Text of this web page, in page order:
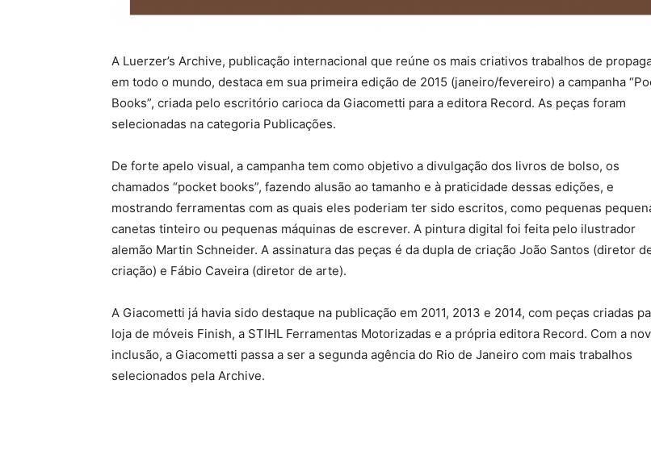
A Luerzer’s Archive, publicação internacional que reúne os mais criativos trabalhos de
em todo o mundo, destaca em sua primeira edição de 2015 (janeiro/fevereiro) a campanha
Books”, criada pelo escritório carioca da Giacometti para a editora Record. As peças foram
selecionadas na categoria Publicações.
De forte apelo visual, a campanha tem como objetivo a divulgação dos livros de bolso, os
chamados “pocket books”, fazendo alusão ao tamanho e à praticidade dessas edições, e
mostrando ferramentas com as quais eles poderiam ter sido escritos, como pequenas
canetas tinteiro ou pequenas máquinas de escrever. A pintura digital foi feita pelo ilustrador
alemão Martin Schneider. A assinatura das peças é da dupla de criação João Santos (diretor
criação) e Fábio Caveira (diretor de arte).
A Giacometti já havia sido destaque na publicação em 2011, 2013 e 2014, com peças criadas
loja de móveis Finish, a STIHL Ferramentas Motorizadas e a própria editora Record. Com a
inclusão, a Giacometti passa a ser a segunda agência do Rio de Janeiro com mais trabalhos
selecionados pela Archive.